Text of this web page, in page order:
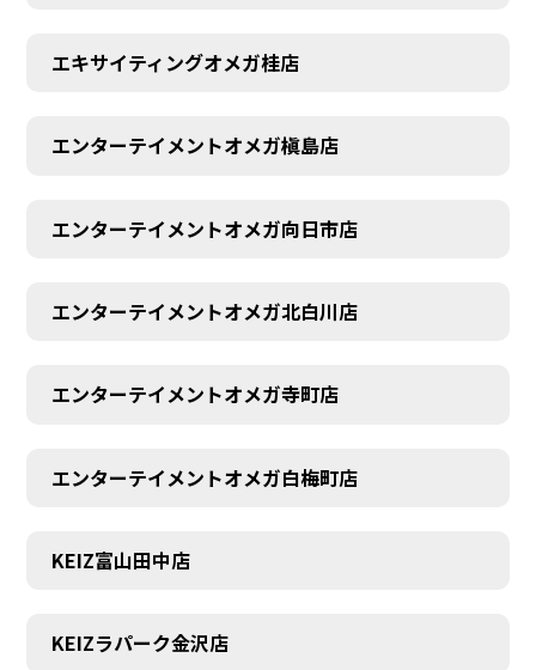
エキサイティングオメガ桂店
エンターテイメントオメガ槇島店
エンターテイメントオメガ向日市店
エンターテイメントオメガ北白川店
エンターテイメントオメガ寺町店
エンターテイメントオメガ白梅町店
KEIZ富山田中店
KEIZラパーク金沢店